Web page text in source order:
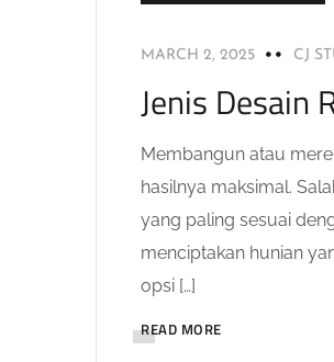
MARCH 2, 2025 CJ
Jenis Desain
Membangun atau
hasilnya maksimal.
yang paling sesuai
menciptakan hunian
opsi […]
READ MORE